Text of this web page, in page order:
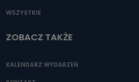
WSZYSTKIE
ZOBACZ TAKŻE
KALENDARZ WYDARZEŃ